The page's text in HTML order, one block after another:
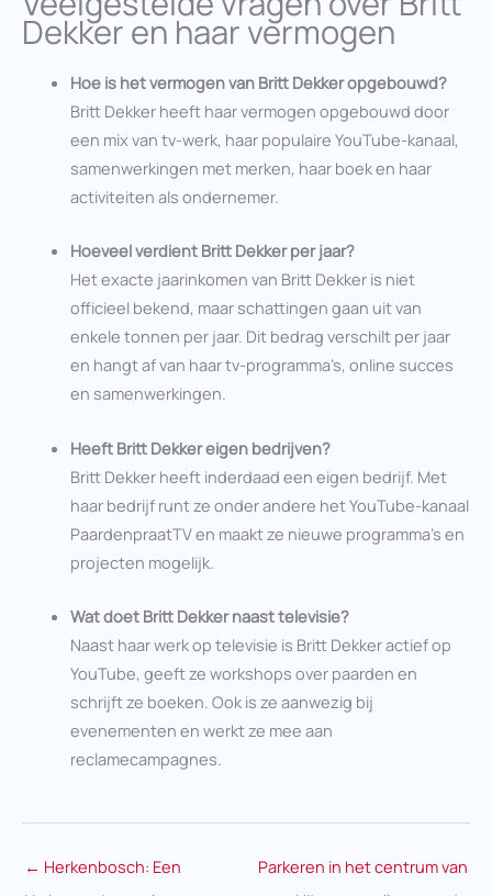
Dekker en haar vermogen
Hoe is het vermogen van Britt Dekker opgebouwd?
Britt Dekker heeft haar vermogen opgebouwd door
een mix van tv-werk, haar populaire YouTube-kanaal,
samenwerkingen met merken, haar boek en haar
activiteiten als ondernemer.
Hoeveel verdient Britt Dekker per jaar?
Het exacte jaarinkomen van Britt Dekker is niet
officieel bekend, maar schattingen gaan uit van
enkele tonnen per jaar. Dit bedrag verschilt per jaar
en hangt af van haar tv-programma’s, online succes
en samenwerkingen.
Heeft Britt Dekker eigen bedrijven?
Britt Dekker heeft inderdaad een eigen bedrijf. Met
haar bedrijf runt ze onder andere het YouTube-kanaal
PaardenpraatTV en maakt ze nieuwe programma’s en
projecten mogelijk.
Wat doet Britt Dekker naast televisie?
Naast haar werk op televisie is Britt Dekker actief op
YouTube, geeft ze workshops over paarden en
schrijft ze boeken. Ook is ze aanwezig bij
evenementen en werkt ze mee aan
reclamecampagnes.
← Herkenbosch: Een
Parkeren in het centrum van